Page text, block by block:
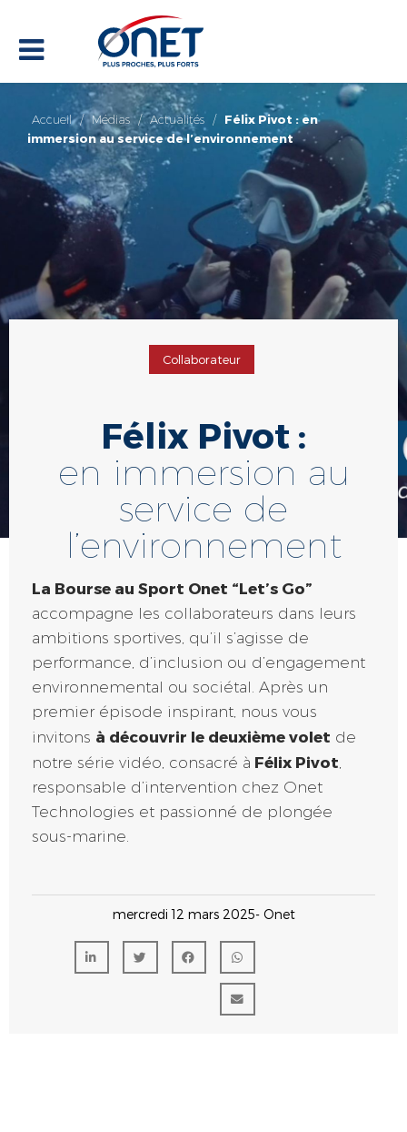
Accueil / Médias / Actualités / Félix Pivot : en
immersion au service de l’environnement
Collaborateur
Félix Pivot :
en immersion au
service de
l’environnement
La Bourse au Sport Onet “Let’s Go”
accompagne les collaborateurs dans leurs
ambitions sportives, qu’il s’agisse de
performance, d’inclusion ou d’engagement
environnemental ou sociétal. Après un
premier épisode inspirant, nous vous
invitons à découvrir le deuxième volet de
notre série vidéo, consacré à Félix Pivot
responsable d’intervention chez Onet
Technologies et passionné de plongée
sous-marine.
mercredi 12 mars 2025- Onet